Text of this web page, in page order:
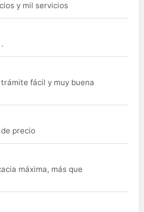
y mil servicios
fácil y muy buena
precio
máxima, más que